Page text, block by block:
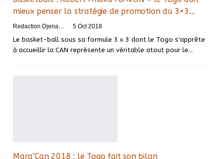
mieux penser la stratégie de promotion du 3×3…
Redaction DjenaSport 5 Oct 2018
Le basket-ball sous sa formule 3 x 3 dont le Togo s'apprête
à accueillir la CAN représente un véritable atout pour le…
Mara’Can 2018 : le Togo fait son bilan